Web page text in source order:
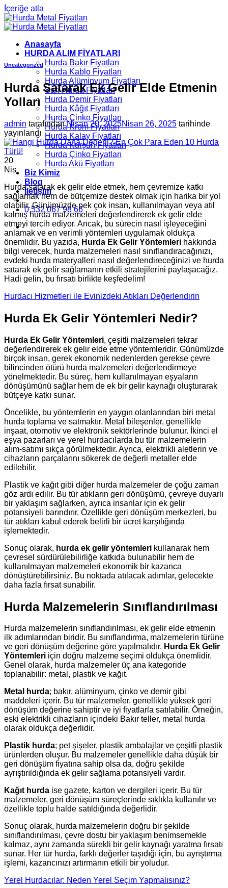
İçeriğe atla
Anasayfa
HURDA ALIM FİYATLARI
Hurda Bakır Fiyatları
Hurda Kablo Fiyatları
Hurda Alüminyum Fiyatları
Sarı Hurda Fiyatları
Hurda Demir Fiyatları
Hurda Kâğıt Fiyatları
Hurda Çinko Fiyatları
Hurda Krom Fiyatları
Hurda Kalay Fiyatları
Hurda Kurşun Fiyatları
Hurda Çinko Fiyatları
Hurda Akü Fiyatları
Biz Kimiz
Blog
İletişim
0 532 067 98 66
Uncategorized
Hurda Satarak Ek Gelir Elde Etmenin
Yolları
admin tarafından Nisan 20, 2025Nisan 26, 2025 tarihinde
yayınlandı
20
Nis
Hurda satarak ek gelir elde etmek, hem çevremize katkı
sağlamak hem de bütçemize destek olmak için harika bir yol
olabilir. Günümüzde pek çok insan, kullanılmayan veya atıl
kalmış hurda malzemeleri değerlendirerek ek gelir elde
etmeyi tercih ediyor. Ancak, bu sürecin nasıl işleyeceğini
anlamak ve en verimli yöntemleri uygulamak oldukça
önemlidir. Bu yazıda, Hurda Ek Gelir Yöntemleri hakkında
bilgi verecek, hurda malzemeleri nasıl sınıflandıracağınızı,
evdeki hurda materyalleri nasıl değerlendireceğinizi ve hurda
satarak ek gelir sağlamanın etkili stratejilerini paylaşacağız.
Hadi gelin, bu fırsatı birlikte keşfedelim!
Hurdacı Hizmetleri ile Evinizdeki Atıkları Değerlendirin
Hurda Ek Gelir Yöntemleri Nedir?
Hurda Ek Gelir Yöntemleri, çeşitli malzemeleri tekrar
değerlendirerek ek gelir elde etme yöntemleridir. Günümüzde
birçok insan, gerek ekonomik nedenlerden gerekse çevre
bilincinden ötürü hurda malzemeleri değerlendirmeye
yönelmektedir. Bu süreç, hem kullanılmayan eşyaların
dönüşümünü sağlar hem de ek bir gelir kaynağı oluşturarak
bütçeye katkı sunar.
Öncelikle, bu yöntemlerin en yaygın olanlarından biri metal
hurda toplama ve satmaktır. Metal bileşenler, genellikle
inşaat, otomotiv ve elektronik sektörlerinde bulunur. İkinci el
eşya pazarları ve yerel hurdacılarda bu tür malzemelerin
alım-satımı sıkça görülmektedir. Ayrıca, elektrikli aletlerin ve
cihazların parçalarını sökerek de değerli metaller elde
edilebilir.
Plastik ve kağıt gibi diğer hurda malzemeler de çoğu zaman
göz ardı edilir. Bu tür atıkların geri dönüşümü, çevreye duyarlı
bir yaklaşım sağlarken, ayrıca insanlar için ek gelir
potansiyeli barındırır. Özellikle geri dönüşüm merkezleri, bu
tür atıkları kabul ederek belirli bir ücret karşılığında
işlemektedir.
Sonuç olarak, hurda ek gelir yöntemleri kullanarak hem
çevresel sürdürülebilirliğe katkıda bulunabilir hem de
kullanılmayan malzemeleri ekonomik bir kazanca
dönüştürebilirsiniz. Bu noktada atılacak adımlar, gelecekte
daha fazla fırsat sunabilir.
Hurda Malzemelerin Sınıflandırılması
Hurda malzemelerin sınıflandırılması, ek gelir elde etmenin
ilk adımlarından biridir. Bu sınıflandırma, malzemelerin türüne
ve geri dönüşüm değerine göre yapılmalıdır. Hurda Ek Gelir
Yöntemleri için doğru malzeme seçimi oldukça önemlidir.
Genel olarak, hurda malzemeler üç ana kategoride
toplanabilir: metal, plastik ve kağıt.
Metal hurda; bakır, alüminyum, çinko ve demir gibi
maddeleri içerir. Bu tür malzemeler, genellikle yüksek geri
dönüşüm değerine sahiptir ve iyi fiyatlarla satılabilir. Örneğin,
eski elektrikli cihazların içindeki Bakır teller, metal hurda
olarak oldukça değerlidir.
Plastik hurda; pet şişeler, plastik ambalajlar ve çeşitli plastik
ürünlerden oluşur. Bu malzemeler genellikle daha düşük bir
geri dönüşüm fiyatına sahip olsa da, doğru şekilde
ayrıştırıldığında ek gelir sağlama potansiyeli vardır.
Kağıt hurda ise gazete, karton ve dergileri içerir. Bu tür
malzemeler, geri dönüşüm süreçlerinde sıklıkla kullanılır ve
özellikle toplu halde satıldığında değerlidir.
Sonuç olarak, hurda malzemelerin doğru bir şekilde
sınıflandırılması, çevre dostu bir yaklaşım benimsemekle
kalmaz, aynı zamanda sürekli bir gelir kaynağı yaratma fırsatı
sunar. Her tür hurda, farklı değerler taşıdığı için, bu ayrıştırma
işlemi, kazancınızı artırmanın etkili bir yoludur.
Yerel Hurdacılar: Neden Yerel Seçim Yapmalısınız?